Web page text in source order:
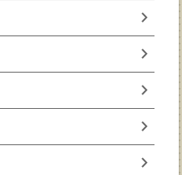
chevron_right
chevron_right
chevron_right
chevron_right
chevron_right